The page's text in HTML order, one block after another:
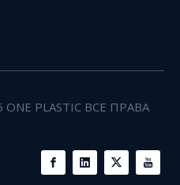
ONE PLASTIC ВСЕ ПРАВА